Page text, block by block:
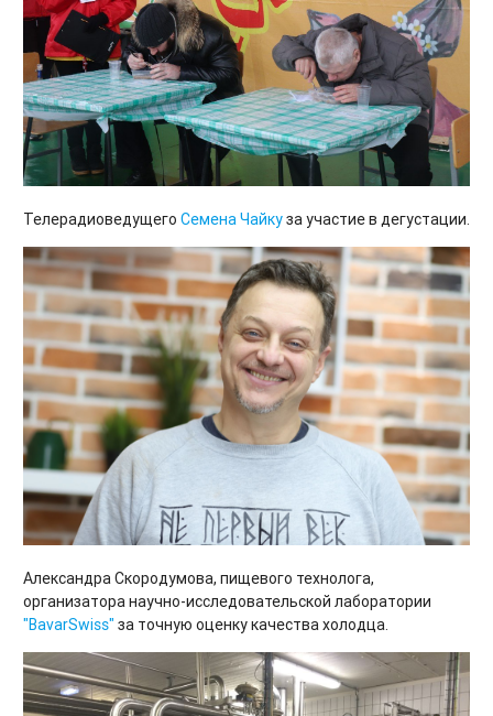
Телерадиоведущего Семена Чайкуза участие в дегустации.
Александра Скородумова, пищевого технолога,
организатора научно-исследовательской лаборатории
"BavarSwiss" за точную оценку качества холодца.